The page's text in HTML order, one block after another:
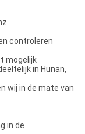
controleren
mogelijk
in Hunan,
wij in de mate van
in de